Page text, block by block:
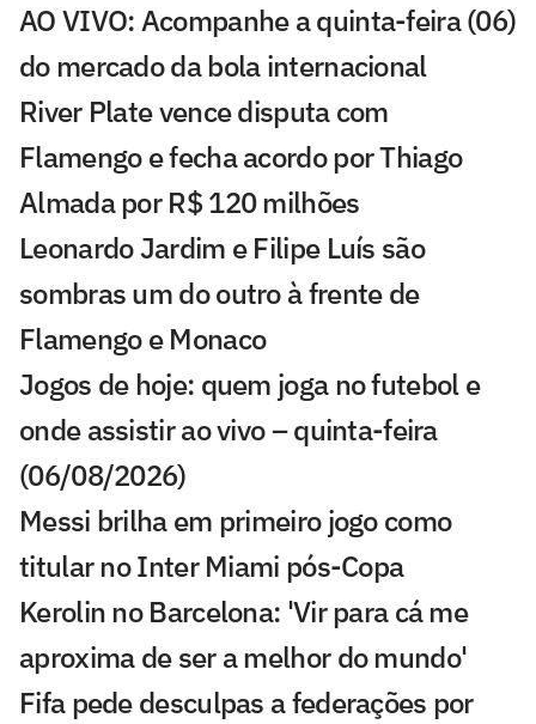
AO VIVO: Acompanhe a quinta-feira (06)
do mercado da bola internacional
River Plate vence disputa com
Flamengo e fecha acordo por Thiago
Almada por R$ 120 milhões
Leonardo Jardim e Filipe Luís são
sombras um do outro à frente de
Flamengo e Monaco
Jogos de hoje: quem joga no futebol e
onde assistir ao vivo – quinta-feira
(06/08/2026)
Messi brilha em primeiro jogo como
titular no Inter Miami pós-Copa
Kerolin no Barcelona: 'Vir para cá me
aproxima de ser a melhor do mundo'
Fifa pede desculpas a federações por